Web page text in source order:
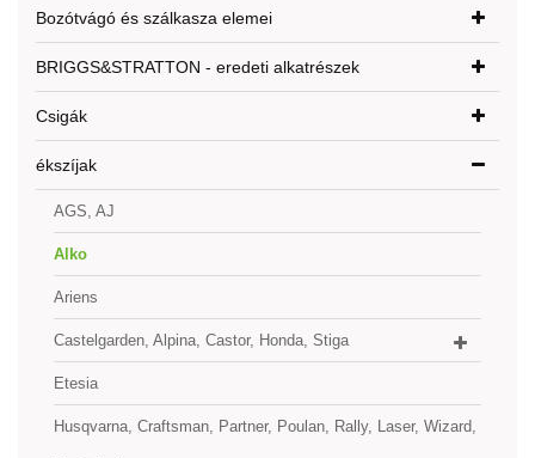
Bozótvágó és szálkasza elemei
BRIGGS&STRATTON - eredeti alkatrészek
Csigák
ékszíjak
AGS, AJ
Alko
Ariens
Castelgarden, Alpina, Castor, Honda, Stiga
Etesia
Husqvarna, Craftsman, Partner, Poulan, Rally, Laser, Wizard,